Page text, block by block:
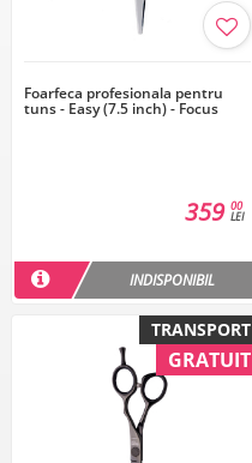
Foarfeca profesionala pentru
tuns - Easy (7.5 inch) - Focus
00
LEI
359
INDISPONIBIL
TRANSPORT
GRATUIT